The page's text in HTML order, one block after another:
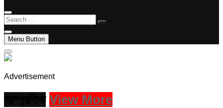
Search
…
Menu Button
Advertisement
View More